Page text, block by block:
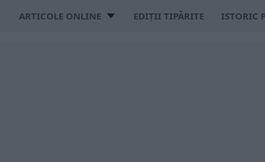
ARTICOLE ONLINE EDIȚII TIPĂRITE ISTORIC